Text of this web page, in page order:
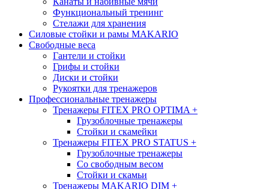
Функциональный тренинг
Стелажи для хранения
Силовые стойки и рамы MAKARIO
Свободные веса
Гантели и стойки
Грифы и стойки
Диски и стойки
Рукоятки для тренажеров
Профессиональные тренажеры
Тренажеры FITEX PRO OPTIMA +
Грузоблочные тренажеры
Стойки и скамейки
Тренажеры FITEX PRO STATUS +
Грузоблочные тренажеры
Со свободным весом
Стойки и скамьи
Тренажеры MAKARIO DIM +